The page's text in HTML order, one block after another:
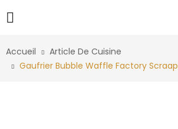
Accueil
Article De Cuisine
Gaufrier Bubble Waffle Factory